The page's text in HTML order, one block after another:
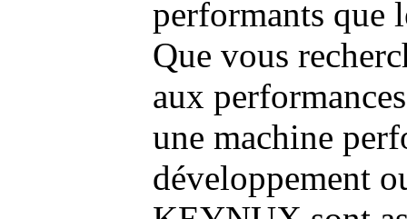
performants que
Que vous
aux
une machine
développement